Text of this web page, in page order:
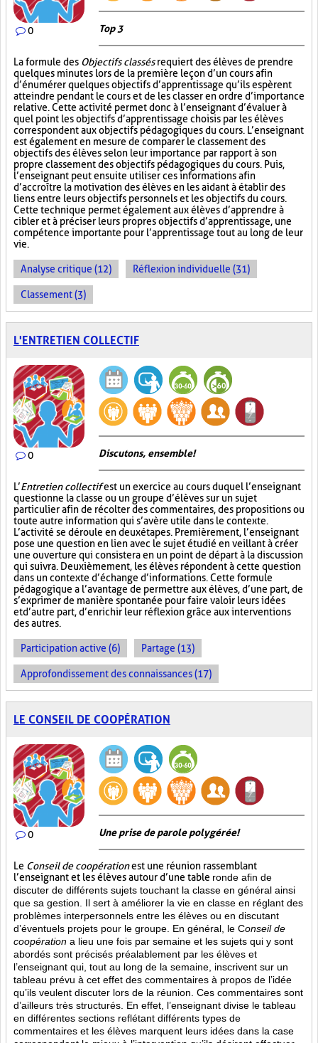
0 Top 3
La formule des Objectifs classésrequiert des élèves de prendre
quelques minutes lors de la première leçon d’un cours afin
d’énumérer quelques objectifs d’apprentissage qu’ils espèrent
atteindre pendant le cours et de les classer en ordre d’importance
relative. Cette activité permet donc à l’enseignant d’évaluer à
quel point les objectifs d’apprentissage choisis par les élèves
correspondent aux objectifs pédagogiques du cours. L’enseignant
est également en mesure de comparer le classement des
objectifs des élèves selon leur importance par rapport à son
propre classement des objectifs pédagogiques du cours. Puis,
l’enseignant peut ensuite utiliser ces informations afin
d’accroître la motivation des élèves en les aidant à établir des
liens entre leurs objectifs personnels et les objectifs du cours.
Cette technique permet également aux élèves d’apprendre à
cibler et à préciser leurs propres objectifs d’apprentissage, une
compétence importante pour l’apprentissage tout au long de leur
vie.
Analyse critique (12) Réflexion individuelle (31)
Classement (3)
L'ENTRETIEN COLLECTIF
0 Discutons, ensemble!
L’Entretien collectifest un exercice au cours duquel l’enseignant
questionne la classe ou un groupe d’élèves sur un sujet
particulier afin de récolter des commentaires, des propositions ou
toute autre information qui s’avère utile dans le contexte.
L’activité se déroule en deux étapes. Premièrement, l’enseignant
pose une question en lien avec le sujet étudié en veillant à créer
une ouverture qui consistera en un point de départ à la discussion
qui suivra. Deuxièmement, les élèves répondent à cette question
dans un contexte d’échange d’informations. Cette formule
pédagogique a l’avantage de permettre aux élèves, d’une part, de
s’exprimer de manière spontanée pour faire valoir leurs idées
et d’autre part, d’enrichir leur réflexion grâce aux interventions
des autres.
Participation active (6) Partage (13)
Approfondissement des connaissances (17)
LE CONSEIL DE COOPÉRATION
0 Une prise de parole polygérée!
Le Conseil de coopérationest une réunion rassemblant
l’enseignant et les élèves autour d’une table ronde afin de
discuter de différents sujets touchant la classe en général ainsi
que sa gestion. Il sert à améliorer la vie en classe en réglant des
problèmes interpersonnels entre les élèves ou en discutant
d’éventuels projets pour le groupe. En général, le Conseil de
coopération a lieu une fois par semaine et les sujets qui y sont
abordés sont précisés préalablement par les élèves et
l’enseignant qui, tout au long de la semaine, inscrivent sur un
tableau prévu à cet effet des commentaires à propos de l’idée
qu’ils veulent discuter lors de la réunion. Ces commentaires sont
d’ailleurs très structurés. En effet, l’enseignant divise le tableau
en différentes sections reflétant différents types de
commentaires et les élèves marquent leurs idées dans la case